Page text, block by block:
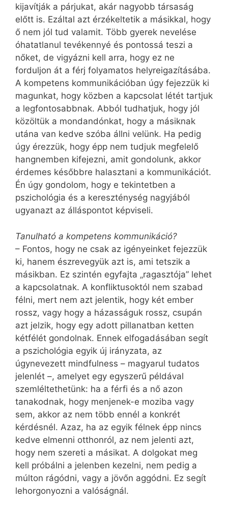
kijavítják a párjukat, akár nagyobb társaság
előtt is. Ezáltal azt érzékeltetik a másikkal, hogy
ő nem jól tud valamit. Több gyerek nevelése
óhatatlanul tevékennyé és pontossá teszi a
nőket, de vigyázni kell arra, hogy ez ne
forduljon át a férj folyamatos helyreigazításába.
A kompetens kommunikációban úgy fejezzük ki
magunkat, hogy közben a kapcsolat létét tartjuk
a legfontosabbnak. Abból tudhatjuk, hogy jól
közöltük a mondandónkat, hogy a másiknak
utána van kedve szóba állni velünk. Ha pedig
úgy érezzük, hogy épp nem tudjuk megfelelő
hangnemben kifejezni, amit gondolunk, akkor
érdemes későbbre halasztani a kommunikációt.
Én úgy gondolom, hogy e tekintetben a
pszichológia és a kereszténység nagyjából
ugyanazt az álláspontot képviseli.
Tanulható a kompetens kommunikáció?
– Fontos, hogy ne csak az igényeinket fejezzük
ki, hanem észrevegyük azt is, ami tetszik a
másikban. Ez szintén egyfajta „ragasztója” lehet
a kapcsolatnak. A konfliktusoktól nem szabad
félni, mert nem azt jelentik, hogy két ember
rossz, vagy hogy a házasságuk rossz, csupán
azt jelzik, hogy egy adott pillanatban ketten
kétfélét gondolnak. Ennek elfogadásában segít
a pszichológia egyik új irányzata, az
úgynevezett mindfulness – magyarul tudatos
jelenlét –, amelyet egy egyszerű példával
szemléltethetünk: ha a férfi és a nő azon
tanakodnak, hogy menjenek-e moziba vagy
sem, akkor az nem több ennél a konkrét
kérdésnél. Azaz, ha az egyik félnek épp nincs
kedve elmenni otthonról, az nem jelenti azt,
hogy nem szereti a másikat. A dolgokat meg
kell próbálni a jelenben kezelni, nem pedig a
múlton rágódni, vagy a jövőn aggódni. Ez segít
lehorgonyozni a valóságnál.